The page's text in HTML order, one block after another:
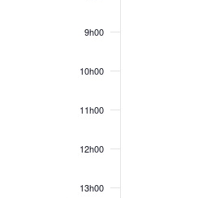
9h00
10h00
11h00
12h00
13h00